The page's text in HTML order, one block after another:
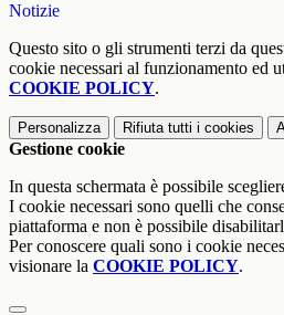
Notizie
Questo sito o gli strumenti terzi da
cookie necessari al funzionamento ed
COOKIE POLICY.
Personalizza Rifiuta tutti i cookies
Gestione cookie
In questa schermata è possibile
I cookie necessari sono quelli che
piattaforma e non è possibile
Per conoscere quali sono i cookie
visionare la COOKIE POLICY.